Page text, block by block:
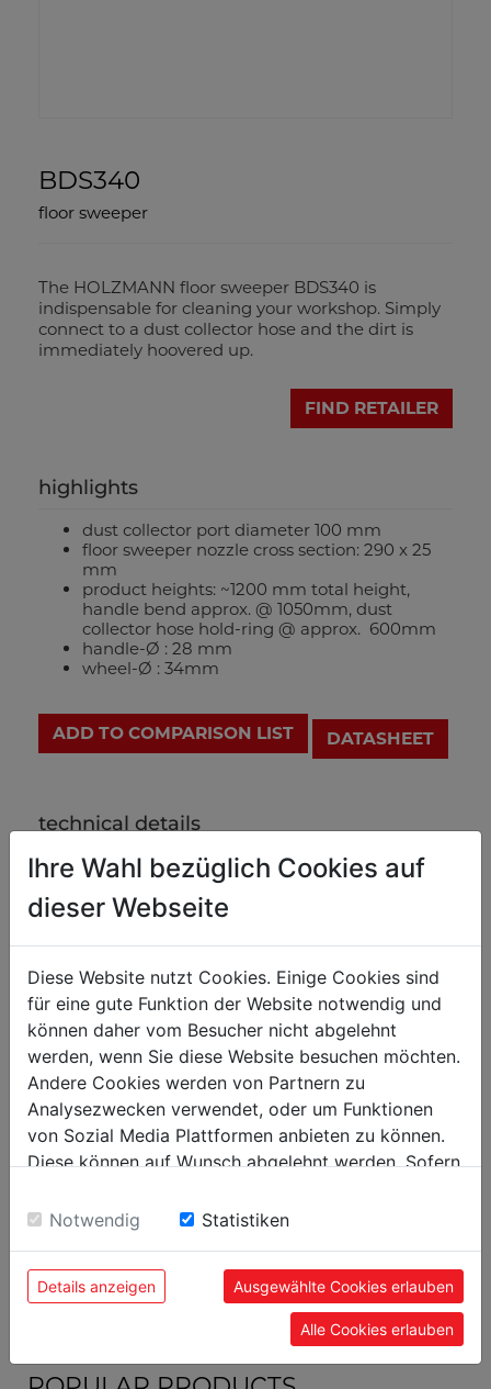
BDS340
floor sweeper
The HOLZMANN floor sweeper BDS340 is
indispensable for cleaning your workshop. Simply
connect to a dust collector hose and the dirt is
immediately hoovered up.
FIND RETAILER
highlights
dust collector port diameter 100 mm
floor sweeper nozzle cross section: 290 x 25
mm
product heights: ~1200 mm total height,
handle bend approx. @ 1050mm, dust
collector hose hold-ring @ approx. 600mm
handle-Ø : 28 mm
wheel-Ø : 34mm
ADD TO COMPARISON LIST DATASHEET
technical details
weight
gross weight in kg
2.30
packaging
packaging height in mm
packaging width in mm
331
packaging length in mm
1.235
general data
EAN code
9120039905808
Ihre Wahl bezüglich Cookies auf
dieser Webseite
Diese Website nutzt Cookies. Einige Cookies sind
für eine gute Funktion der Website notwendig und
können daher vom Besucher nicht abgelehnt
werden, wenn Sie diese Website besuchen möchten.
Andere Cookies werden von Partnern zu
Analysezwecken verwendet, oder um Funktionen
von Sozial Media Plattformen anbieten zu können.
Diese können auf Wunsch abgelehnt werden. Sofern
Einwilligung zu unseren Cookies.
Notwendig Statistiken
Details anzeigen Ausgewählte Cookies erlauben
Alle Cookies erlauben